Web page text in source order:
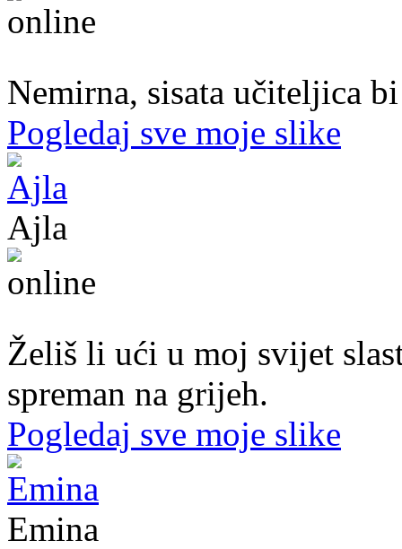
Nemirna, sisata učiteljica
Pogledaj sve moje slike
Ajla
Želiš li ući u moj svijet
spreman na grijeh.
Pogledaj sve moje slike
Emina